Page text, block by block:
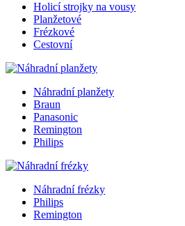
Holicí strojky na vousy
Planžetové
Frézkové
Cestovní
Náhradní planžety
Braun
Panasonic
Remington
Philips
Náhradní frézky
Philips
Remington